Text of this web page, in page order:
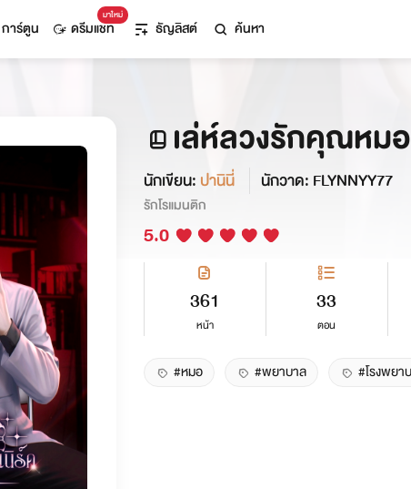
การ์ตูน
มาใหม่
ดรีมแชท ธัญลิสต์ ค้นหา
เล่ห์ลวงรักคุณหม
นักเขียน: ปานินี่ นักวาด: FLYNNYY77
รักโรแมนติก
5.0
361
หน้า
33
ตอน
#หมอ #พยาบาล #โรงพยา